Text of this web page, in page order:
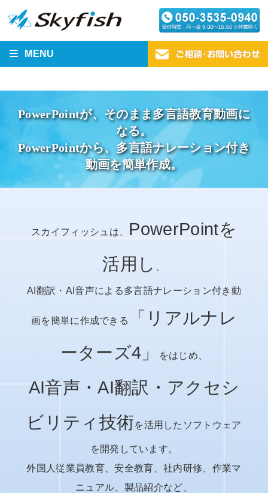
MENU
PowerPointが、そのまま多言語教育動画に
なる。
PowerPointから、多言語ナレーション付き
動画を簡単作成。
スカイフィッシュは、 PowerPointを
活用し
AI翻訳・AI音声による多言語ナレーション付き動
画を簡単に作成できる
「リアルナレ
ーターズ4」
をはじめ、
AI音声・AI翻訳・アクセシ
ビリティ技術を活用したソフトウェア
を開発しています。
外国人従業員教育、安全教育、社内研修、作業マ
ニュアル、製品紹介など、